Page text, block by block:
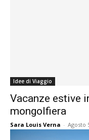
Idee di Viaggio
Vacanze estive
mongolfiera
Sara Louis Verna - Agosto